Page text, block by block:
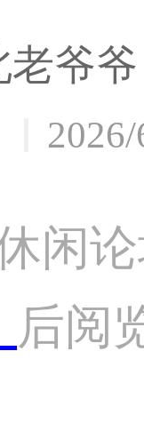
老爷爷
闲
后阅